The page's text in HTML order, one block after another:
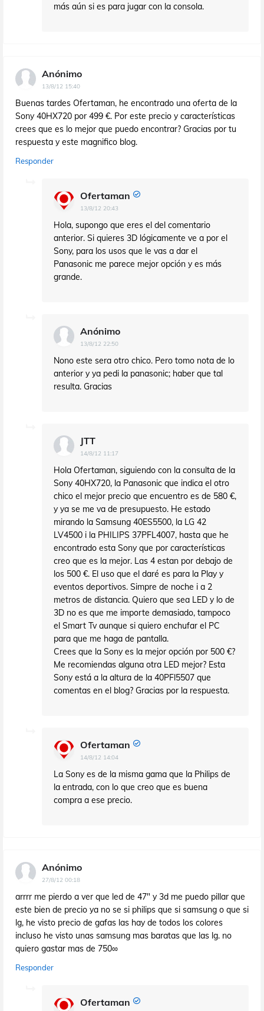
más aún si es para jugar con la consola.
Anónimo
13/8/12 15:40
Buenas tardes Ofertaman, he encontrado una oferta de la
Sony 40HX720 por 499 €. Por este precio y características
crees que es lo mejor que puedo encontrar? Gracias por tu
respuesta y este magnifico blog.
Responder
Ofertaman
13/8/12 20:43
Hola, supongo que eres el del comentario
anterior. Si quieres 3D lógicamente ve a por el
Sony, para los usos que le vas a dar el
Panasonic me parece mejor opción y es más
grande.
Anónimo
13/8/12 22:50
Nono este sera otro chico. Pero tomo nota de lo
anterior y ya pedi la panasonic; haber que tal
resulta. Gracias
JTT
14/8/12 11:17
Hola Ofertaman, siguiendo con la consulta de la
Sony 40HX720, la Panasonic que indica el otro
chico el mejor precio que encuentro es de 580 €,
y ya se me va de presupuesto. He estado
mirando la Samsung 40ES5500, la LG 42
LV4500 i la PHILIPS 37PFL4007, hasta que he
encontrado esta Sony que por características
creo que es la mejor. Las 4 estan por debajo de
los 500 €. El uso que el daré es para la Play y
eventos deportivos. Simpre de noche i a 2
metros de distancia. Quiero que sea LED y lo de
3D no es que me importe demasiado, tampoco
el Smart Tv aunque si quiero enchufar el PC
para que me haga de pantalla.
Crees que la Sony es la mejor opción por 500 €?
Me recomiendas alguna otra LED mejor? Esta
Sony está a la altura de la 40PFl5507 que
comentas en el blog? Gracias por la respuesta.
Ofertaman
14/8/12 14:04
La Sony es de la misma gama que la Philips de
la entrada, con lo que creo que es buena
compra a ese precio.
Anónimo
27/8/12 00:18
arrrr me pierdo a ver que led de 47" y 3d me puedo pillar que
este bien de precio ya no se si philips que si samsung o que si
lg, he visto precio de gafas las hay de todos los colores
incluso he visto unas samsung mas baratas que las lg. no
quiero gastar mas de 750∞
Responder
Ofertaman